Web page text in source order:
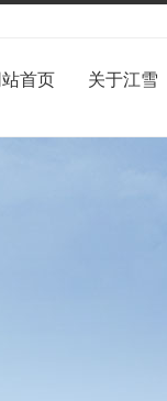
站首页 关于江雪